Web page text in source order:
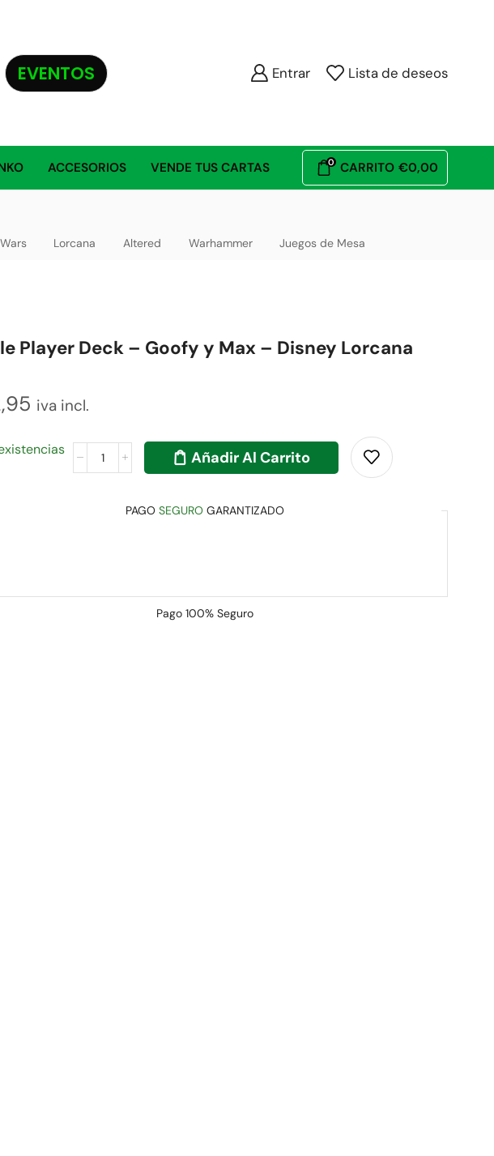
EVENTOS Entrar Lista de deseos
ACCESORIOS VENDE TUS CARTAS 0 CARRITO €0,00
Lorcana Altered Warhammer Juegos de Mesa
Player Deck – Goofy y Max – Disney Lorcana
iva incl.
Añadir Al Carrito
PAGO SEGURO GARANTIZADO
Pago 100% Seguro